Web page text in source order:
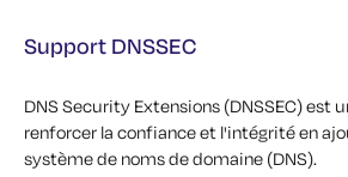
Support DNSSEC
DNS Security Extensions (DNSSEC) est
renforcer la confiance et l'intégrité en
système de noms de domaine (DNS).